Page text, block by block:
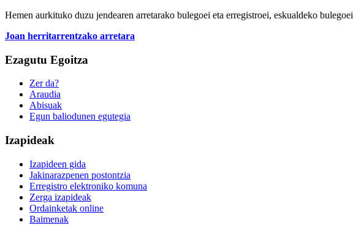
Hemen aurkituko duzu jendearen arretarako bulegoei eta erregistroei, eskualdeko
Joan herritarrentzako arretara
Ezagutu Egoitza
Zer da?
Araudia
Abisuak
Egun baliodunen egutegia
Izapideak
Izapideen gida
Jakinarazpenen postontzia
Erregistro elektroniko komuna
Zerga izapideak
Ordainketak online
Baimenak